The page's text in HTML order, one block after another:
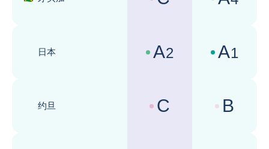
国家风险评级 : 商业环境评级
日本
国家风险评级 :
A2 商业环境评级
A1
约旦
国家风险评级 :
C 商业环境评级
B